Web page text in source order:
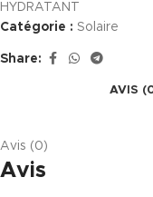
HYDRATANT
Catégorie : Solaire
Share:
AVIS
Avis (0)
Avis